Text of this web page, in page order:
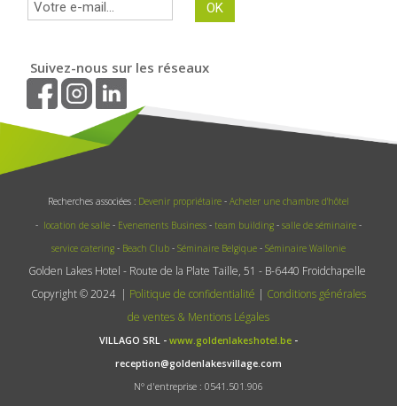
Suivez-nous sur les réseaux
Recherches associées : Devenir propriétaire - Acheter une chambre d'hôtel
- location de salle - Evenements Business - team building - salle de séminaire -
service catering - Beach Club - Séminaire Belgique - Séminaire Wallonie
Golden Lakes Hotel - Route de la Plate Taille, 51 - B-6440 Froidchapelle
Copyright © 2024 | Politique de confidentialité | Conditions générales
de ventes & Mentions Légales
VILLAGO SRL - www.goldenlakeshotel.be -
reception@goldenlakesvillage.com
N° d'entreprise : 0541.501.906